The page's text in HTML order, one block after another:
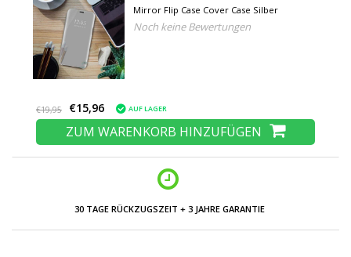
Mirror Flip Case Cover Case Silber
Noch keine Bewertungen
€19,95 €15,96 AUF LAGER
ZUM WARENKORB HINZUFÜGEN
30 TAGE RÜCKZUGSZEIT + 3 JAHRE GARANTIE